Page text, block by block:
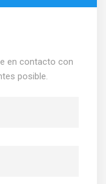
en contacto con
posible.